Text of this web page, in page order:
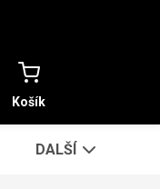
Košík
DALŠÍ